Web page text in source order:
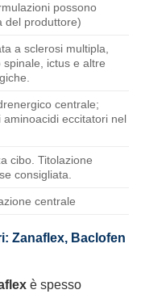
possono
del produttore)
a sclerosi multipla,
spinale, ictus e altre
centrale;
aminoacidi eccitatori nel
cibo. Titolazione
consigliata.
centrale
Zanaflex, Baclofen
è spesso